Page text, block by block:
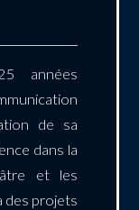
années
de sa
dans la
et les
des projets